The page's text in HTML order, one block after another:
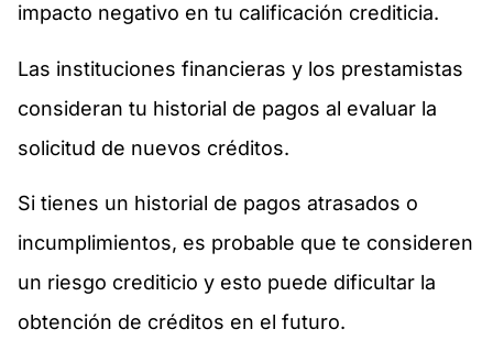
impacto negativo en tu calificación crediticia.
Las instituciones financieras y los prestamistas
consideran tu historial de pagos al evaluar la
solicitud de nuevos créditos.
Si tienes un historial de pagos atrasados o
incumplimientos, es probable que te consideren
un riesgo crediticio y esto puede dificultar la
obtención de créditos en el futuro.